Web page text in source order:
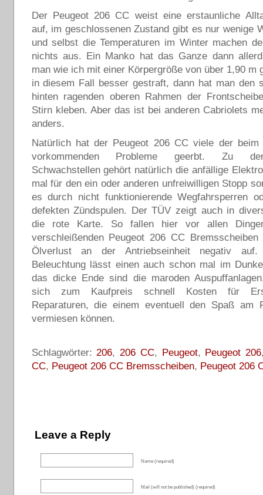
Der Peugeot 206 CC weist eine erstaunliche
auf, im geschlossenen Zustand gibt es nur wenige
und selbst die Temperaturen im Winter machen
nichts aus. Ein Manko hat das Ganze dann
man wie ich mit einer Körpergröße von über 1,90 m
in diesem Fall besser gestraft, dann hat man den
hinten ragenden oberen Rahmen der
Stirn kleben. Aber das ist bei anderen Cabriolets
anders.
Natürlich hat der Peugeot 206 CC viele der beim
vorkommenden Probleme geerbt. Zu
Schwachstellen gehört natürlich die anfällige
mal für den ein oder anderen unfreiwilligen Stopp
es durch nicht funktionierende Wegfahrsperren
defekten Zündspulen. Der TÜV zeigt auch in
die rote Karte. So fallen hier vor allen
verschleißenden Peugeot 206 CC
Ölverlust an der Antriebseinheit negativ
Beleuchtung lässt einen auch schon mal im
das dicke Ende sind die maroden
sich zum Kaufpreis schnell Kosten für
Reparaturen, die einem eventuell den Spaß am
vermiesen können.
Schlagwörter:206, 206 CC, Peugeot, Peugeot 206
CC, Peugeot 206 CC Bremsscheiben, Peugeot 206
Leave a Reply
Name (required)
Mail (will not be published) (required)